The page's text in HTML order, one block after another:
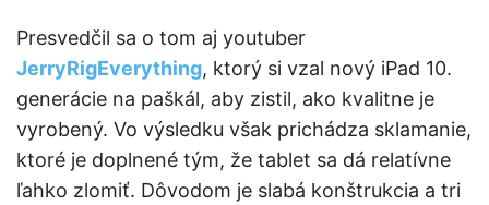
Presvedčil sa o tom aj youtuber
JerryRigEverything, ktorý si vzal nový iPad 10.
generácie na paškál, aby zistil, ako kvalitne je
vyrobený. Vo výsledku však prichádza sklamanie,
ktoré je doplnené tým, že tablet sa dá relatívne
ľahko zlomiť. Dôvodom je slabá konštrukcia a tri